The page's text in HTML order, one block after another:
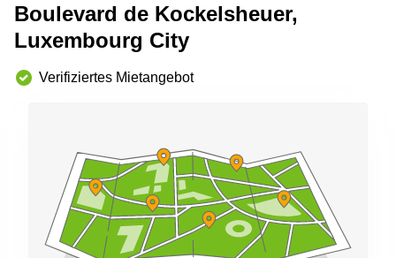
Bertrange
Сoworking
Esch-sur-
Alzette
Bureaux
Sandweiler
Boulevard de Kockelsheuer,
Luxembourg City
Verifiziertes Mietangebot